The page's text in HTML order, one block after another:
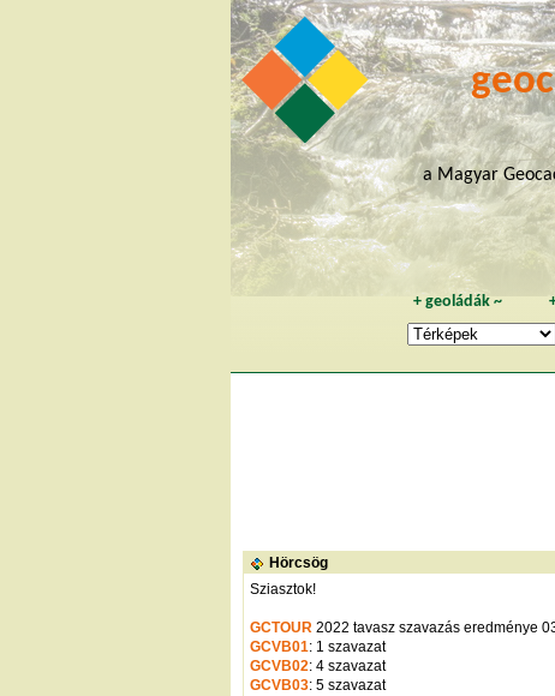
a Magyar
+geoládák ~
Hörcsög
Sziasztok!
GCTOUR 2022 tavasz szavazás eredménye
GCVB01: 1 szavazat
GCVB02: 4 szavazat
GCVB03: 5 szavazat